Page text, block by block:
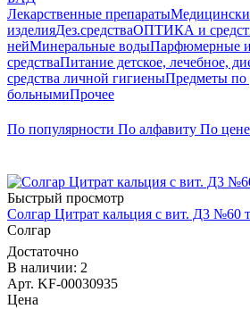
Лекарственные препараты
изделияДез.средстваОПТИКА и
нейМинеральные водыПарфюмерные и
средстваПитание детское, лечебное,
средства личной гигиеныПредметы по
больнымиПрочее
По популярности По алфавиту По цене
Быстрый просмотр
Солгар Цитрат кальция с вит. Д3 №60
Солгар
Достаточно
В наличии: 2
Арт. KF-00030935
Цена